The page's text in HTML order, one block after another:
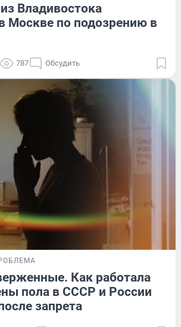
Владивостока
Москве по подозрению в
787 Обсудить
Как работала
пола в СССР и России
запрета